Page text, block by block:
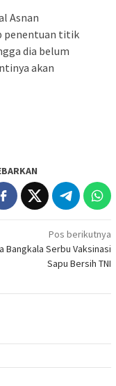
Asnan
penentuan titik
dia belum
akan
Pos berikutnya
Bangkala Serbu Vaksinasi
Sapu Bersih TNI